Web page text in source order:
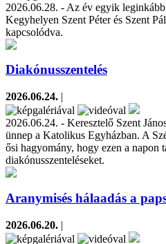
2026.06.28. - Az év egyik
Kegyhelyen Szent Péter és Szent
kapcsolódva.
Diakónusszentelés
2026.06.24. |
2026.06.24. - Keresztelő Szent
ünnep a Katolikus Egyházban. A
ősi hagyomány, hogy ezen a napon
diakónusszenteléseket.
Aranymisés hálaadás a
2026.06.20. |